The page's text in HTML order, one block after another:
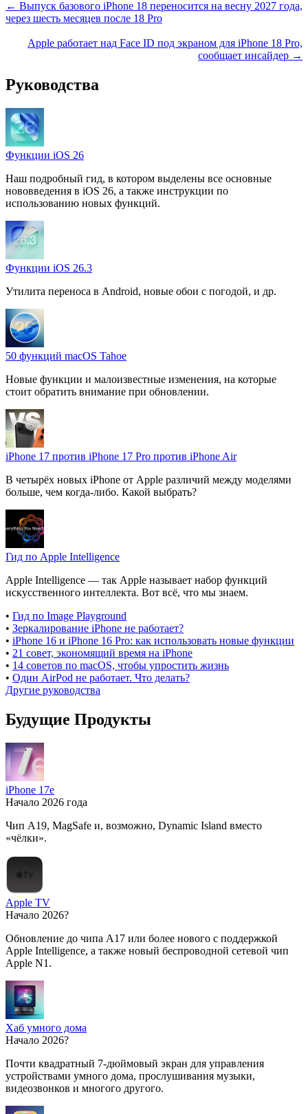
← Выпуск базового iPhone 18 переносится на весну 2027 года,
через шесть месяцев после 18 Pro
Apple работает над Face ID под экраном для iPhone 18 Pro,
сообщает инсайдер →
Руководства
Функции iOS 26
Наш подробный гид, в котором выделены все основные
нововведения в iOS 26, а также инструкции по
использованию новых функций.
Функции iOS 26.3
Утилита переноса в Android, новые обои с погодой, и др.
50 функций macOS Tahoe
Новые функции и малоизвестные изменения, на которые
стоит обратить внимание при обновлении.
iPhone 17 против iPhone 17 Pro против iPhone Air
В четырёх новых iPhone от Apple различий между моделями
больше, чем когда-либо. Какой выбрать?
Гид по Apple Intelligence
Apple Intelligence — так Apple называет набор функций
искусственного интеллекта. Вот всё, что мы знаем.
• Гид по Image Playground
• Зеркалирование iPhone не работает?
• iPhone 16 и iPhone 16 Pro: как использовать новые функции
• 21 совет, экономящий время на iPhone
• 14 советов по macOS, чтобы упростить жизнь
• Один AirPod не работает. Что делать?
Другие руководства
Будущие Продукты
iPhone 17e
Начало 2026 года
Чип A19, MagSafe и, возможно, Dynamic Island вместо
«чёлки».
Apple TV
Начало 2026?
Обновление до чипа A17 или более нового с поддержкой
Apple Intelligence, а также новый беспроводной сетевой чип
Apple N1.
Хаб умного дома
Начало 2026?
Почти квадратный 7-дюймовый экран для управления
устройствами умного дома, прослушивания музыки,
видеозвонков и многого другого.